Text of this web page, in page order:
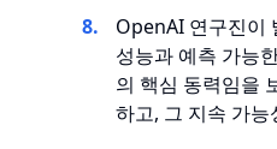
OpenAI 연구진이
성능과 예측 가능
의 핵심 동력임을
하고, 그 지속 가